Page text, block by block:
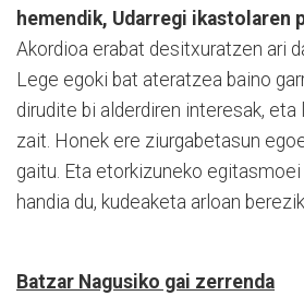
hemendik, Udarregi ikastolaren
Akordioa erabat desitxuratzen ari
Lege egoki bat ateratzea baino
dirudite bi alderdiren interesak,
zait. Honek ere ziurgabetasun
gaitu. Eta etorkizuneko egitasmoei
handia du, kudeaketa arloan
Batzar Nagusiko gai zerrenda